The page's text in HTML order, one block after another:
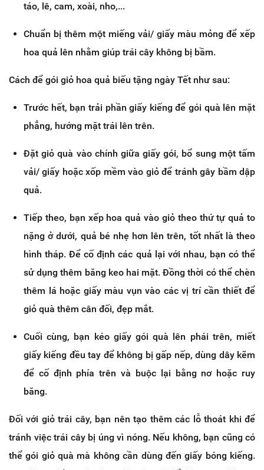
táo, lê, cam, xoài, nho,...
Chuẩn bị thêm một miếng vải/ giấy màu mỏng để xếp
hoa quả lên nhằm giúp trái cây không bị bầm.
Cách để gói giỏ hoa quả biếu tặng ngày Tết như sau:
Trước hết, bạn trải phần giấy kiếng để gói quà lên mặt
phẳng, hướng mặt trái lên trên.
Đặt giỏ quà vào chính giữa giấy gói, bổ sung một tấm
vải/ giấy hoặc xốp mềm vào giỏ để tránh gây bầm dập
quả.
Tiếp theo, bạn xếp hoa quả vào giỏ theo thứ tự quả to
nặng ở dưới, quả bé nhẹ hơn lên trên, tốt nhất là theo
hình tháp. Để cố định các quả lại với nhau, bạn có thể
sử dụng thêm băng keo hai mặt. Đồng thời có thể chèn
thêm lá hoặc giấy màu vụn vào các vị trí cần thiết để
giỏ quà thêm cân đối, đẹp mắt.
Cuối cùng, bạn kéo giấy gói quà lên phái trên, miết
giấy kiếng đều tay để không bị gấp nếp, dùng dây kẽm
để cố định phía trên và buộc lại bằng nơ hoặc ruy
băng.
Đối với giỏ trái cây, bạn nên tạo thêm các lỗ thoát khi để
tránh việc trái cây bị úng vì nóng. Nếu không, bạn cũng có
thể gói giỏ quà mà không cần dùng đến giấy bóng kiếng.